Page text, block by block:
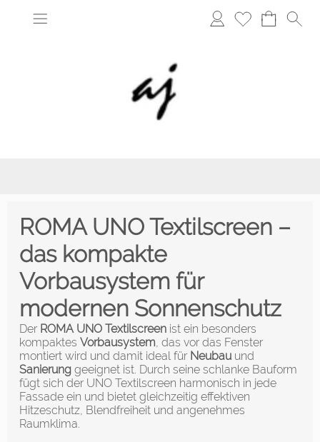
ROMA UNO Textilscreen –
das kompakte
Vorbausystem für
modernen Sonnenschutz
Der ROMA UNO Textilscreen ist ein besonders
kompaktes Vorbausystem, das vor das Fenster
montiert wird und damit ideal für Neubau und
Sanierung geeignet ist. Durch seine schlanke Bauform
fügt sich der UNO Textilscreen harmonisch in jede
Fassade ein und bietet gleichzeitig effektiven
Hitzeschutz, Blendfreiheit und angenehmes
Raumklima.